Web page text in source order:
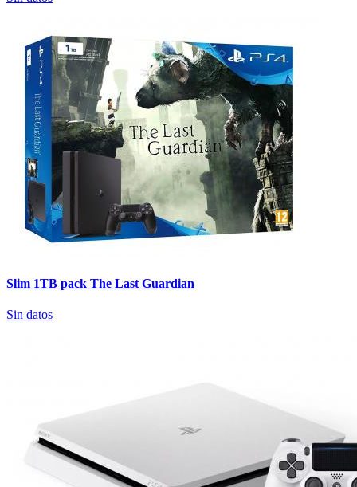
Slim 1TB pack The Last Guardian
Sin datos